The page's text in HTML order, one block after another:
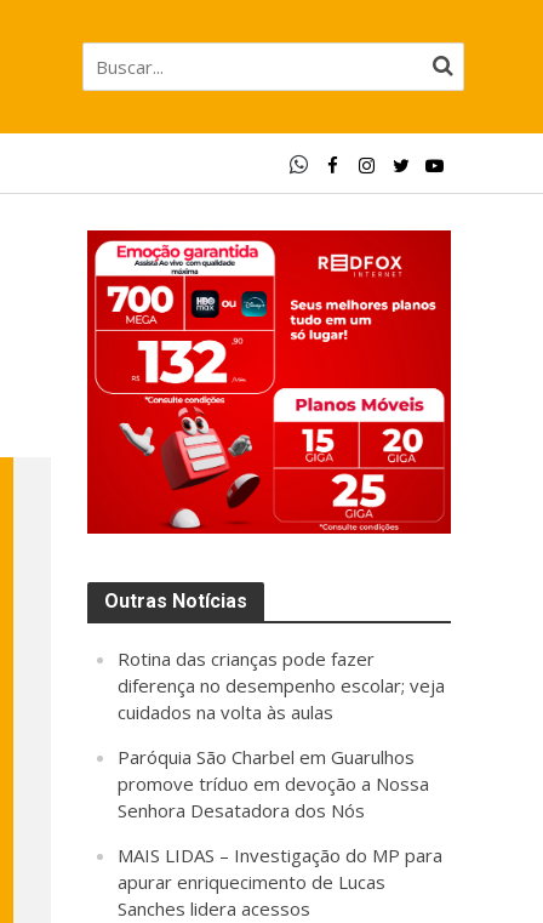
Outras Notícias
Rotina das crianças pode fazer
diferença no desempenho escolar; veja
cuidados na volta às aulas
Paróquia São Charbel em Guarulhos
promove tríduo em devoção a Nossa
Senhora Desatadora dos Nós
MAIS LIDAS – Investigação do MP para
apurar enriquecimento de Lucas
Sanches lidera acessos